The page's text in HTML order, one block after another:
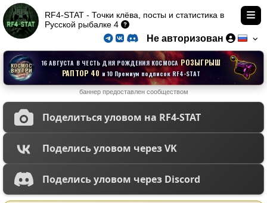
Не авторизован
RF4-STAT - Точки клёва, посты и статистика в
Русской рыбалке 4
КОСМОС
ВНУТРИ
16 АВГУСТА В ЧЕСТЬ ДНЯ РОЖДЕНИЯ КОСМОСА РОЗЫГРЫШ
РАПТОР 40 и 10 Премиум подписок RF4-STAT
баннер предоставлен сообществом
Поделиться уловом на RF4-STAT
Поделись уловом через VK
Поделись уловом через Discord